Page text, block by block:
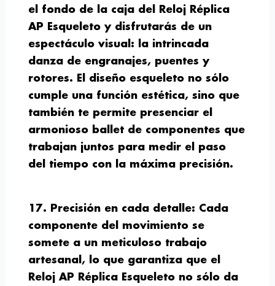
el fondo de la caja del Reloj Réplica
AP Esqueleto y disfrutarás de un
espectáculo visual: la intrincada
danza de engranajes, puentes y
rotores. El diseño esqueleto no sólo
cumple una función estética, sino que
también te permite presenciar el
armonioso ballet de componentes que
trabajan juntos para medir el paso
del tiempo con la máxima precisión.
17. Precisión en cada detalle: Cada
componente del movimiento se
somete a un meticuloso trabajo
artesanal, lo que garantiza que el
Reloj AP Réplica Esqueleto no sólo da